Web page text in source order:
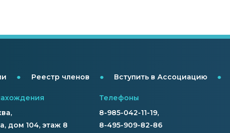
● Реестр членов ● Вступить в Ассоциацию ●
дом 104, этаж 8
Телефоны
8-985-042-11-19,
8-495-909-82-86